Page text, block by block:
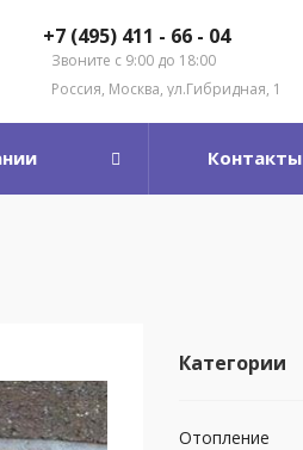
+7 (495) 411 - 66 - 04
Звоните с 9:00 до 18:00
Россия, Москва, ул.Гибридная, 1
Контакты
Категории
Отопление